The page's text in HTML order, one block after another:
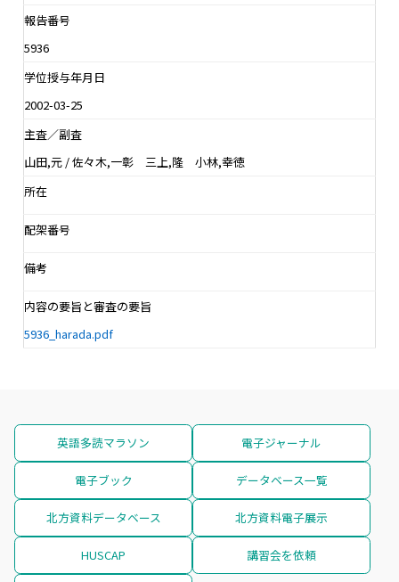
報告番号
5936
学位授与年月日
2002-03-25
主査／副査
山田,元 / 佐々木,一彰 三上,隆 小林,幸徳
所在
配架番号
備考
内容の要旨と審査の要旨
5936_harada.pdf
英語多読マラソン 電子ジャーナル
電子ブック データベース一覧
北方資料データベース 北方資料電子展示
HUSCAP 講習会を依頼